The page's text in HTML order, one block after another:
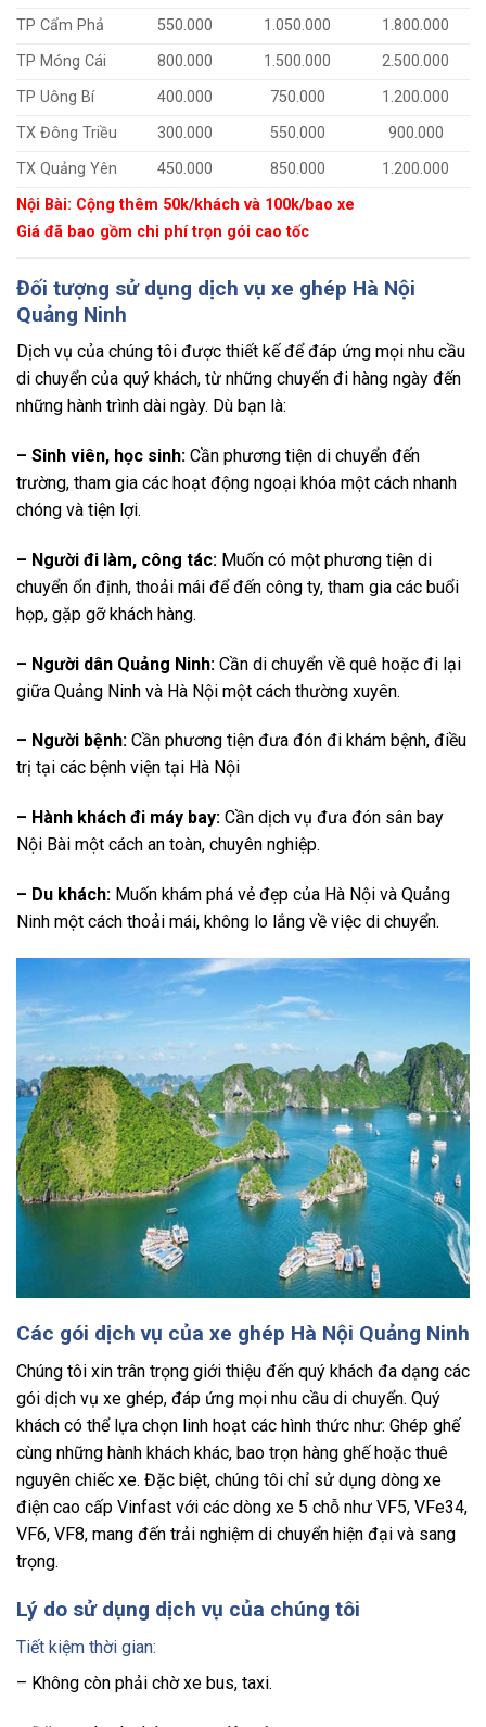
TP Cẩm Phả
550.000 1.050.000
1.800.000
TP Móng Cái
800.000 1.500.000
2.500.000
TP Uông Bí
400.000 750.000
1.200.000
TX Đông Triều
300.000 550.000
900.000
TX Quảng Yên
450.000 850.000
1.200.000
Nội Bài: Cộng thêm 50k/khách và 100k/bao xe
Giá đã bao gồm chi phí trọn gói cao tốc
Đối tượng sử dụng dịch vụ xe ghép Hà Nội
Quảng Ninh
Dịch vụ của chúng tôi được thiết kế để đáp ứng mọi nhu cầu
di chuyển của quý khách, từ những chuyến đi hàng ngày đến
những hành trình dài ngày. Dù bạn là:
– Sinh viên, học sinh: Cần phương tiện di chuyển đến
trường, tham gia các hoạt động ngoại khóa một cách nhanh
chóng và tiện lợi.
– Người đi làm, công tác: Muốn có một phương tiện di
chuyển ổn định, thoải mái để đến công ty, tham gia các buổi
họp, gặp gỡ khách hàng.
– Người dân Quảng Ninh: Cần di chuyển về quê hoặc đi lại
giữa Quảng Ninh và Hà Nội một cách thường xuyên.
– Người bệnh: Cần phương tiện đưa đón đi khám bệnh, điều
trị tại các bệnh viện tại Hà Nội
– Hành khách đi máy bay: Cần dịch vụ đưa đón sân bay
Nội Bài một cách an toàn, chuyên nghiệp.
– Du khách: Muốn khám phá vẻ đẹp của Hà Nội và Quảng
Ninh một cách thoải mái, không lo lắng về việc di chuyển.
Các gói dịch vụ của xe ghép Hà Nội Quảng Ninh
Chúng tôi xin trân trọng giới thiệu đến quý khách đa dạng các
gói dịch vụ xe ghép, đáp ứng mọi nhu cầu di chuyển. Quý
khách có thể lựa chọn linh hoạt các hình thức như: Ghép ghế
cùng những hành khách khác, bao trọn hàng ghế hoặc thuê
nguyên chiếc xe. Đặc biệt, chúng tôi chỉ sử dụng dòng xe
điện cao cấp Vinfast với các dòng xe 5 chỗ như VF5, VFe34,
VF6, VF8, mang đến trải nghiệm di chuyển hiện đại và sang
trọng.
Lý do sử dụng dịch vụ của chúng tôi
Tiết kiệm thời gian:
– Không còn phải chờ xe bus, taxi.